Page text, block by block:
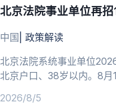
北京法院事业单位再
中国 政策解读
北京法院系统事业单位
北京户口、38岁以内。8月
2026/8/5